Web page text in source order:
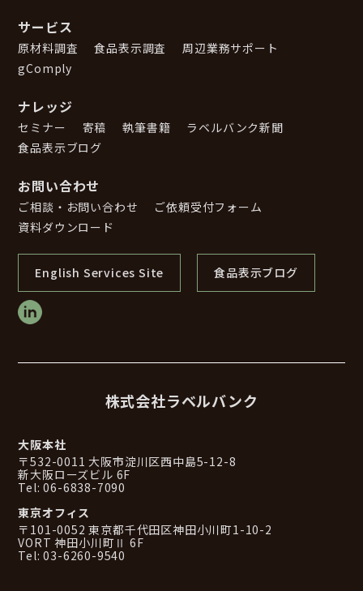
サービス
原材料調査 食品表示調査
周辺業務サポート
gComply
ナレッジ
セミナー 寄稿 執筆書籍
ラベルバンク新聞
食品表示ブログ
お問い合わせ
ご相談・お問い合わせ
ご依頼受付フォーム
資料ダウンロード
English Services Site 食品表示ブログ
株式会社ラベルバンク
大阪本社
〒532-0011 大阪市淀川区西中島5-12-8
新大阪ローズビル 6F
Tel: 06-6838-7090
東京オフィス
〒101-0052 東京都千代田区神田小川町1-10-2
VORT 神田小川町Ⅱ 6F
Tel: 03-6260-9540